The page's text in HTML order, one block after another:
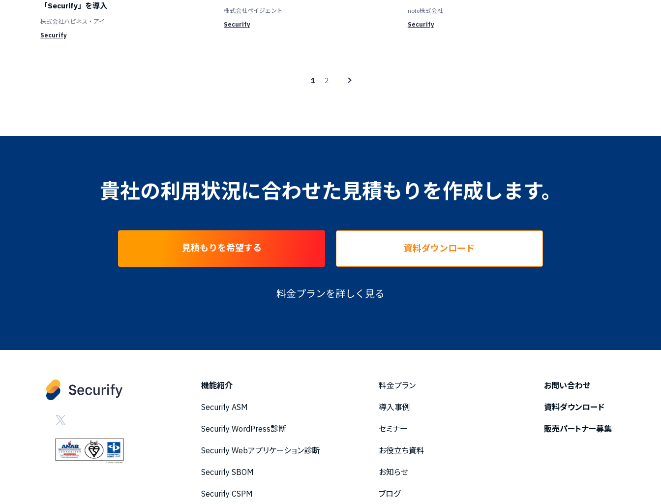
「Securify」を導入
株式会社ハピネス・アイ
Securify
株式会社ペイジェント
Securify
note株式会社
Securify
1 2
貴社の利用状況に合わせた見積もりを作成します。
見積もりを希望する 資料ダウンロード
料金プランを詳しく見る
機能紹介
Securify ASM
Securify WordPress診断
Securify Webアプリケーション診断
Securify SBOM
Securify CSPM
料金プラン
導入事例
セミナー
お役立ち資料
お知らせ
ブログ
お問い合わせ
資料ダウンロード
販売パートナー募集